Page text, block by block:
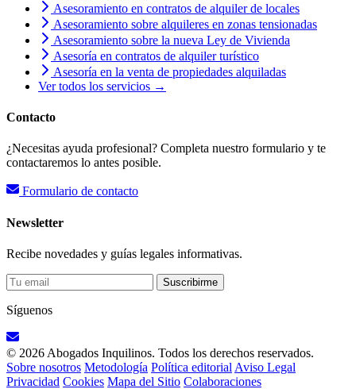
Asesoramiento en contratos de alquiler de locales
Asesoramiento sobre alquileres en zonas tensionadas
Asesoramiento sobre la nueva Ley de Vivienda
Asesoría en contratos de alquiler turístico
Asesoría en la venta de propiedades alquiladas
Ver todos los servicios →
Contacto
¿Necesitas ayuda profesional? Completa nuestro formulario y te
contactaremos lo antes posible.
Formulario de contacto
Newsletter
Recibe novedades y guías legales informativas.
Suscribirme
Síguenos
© 2026 Abogados Inquilinos. Todos los derechos reservados.
Sobre nosotros Metodología Política editorial Aviso Legal
Privacidad Cookies Mapa del Sitio Colaboraciones